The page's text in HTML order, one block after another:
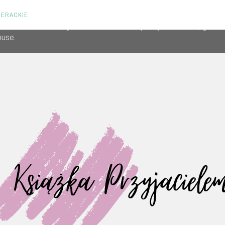
its services and to analyze traffic. Your IP address and